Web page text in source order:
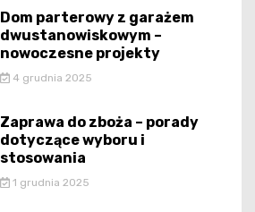
Dom parterowy z garażem
dwustanowiskowym –
nowoczesne projekty
4 grudnia 2025
Zaprawa do zboża – porady
dotyczące wyboru i
stosowania
1 grudnia 2025